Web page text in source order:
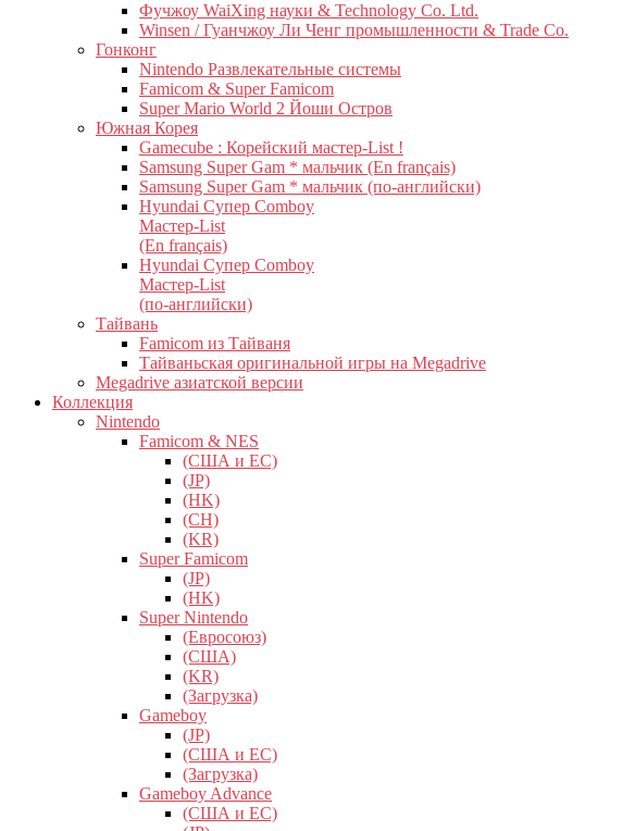
Фучжоу WaiXing науки & Technology Co. Ltd.
Winsen / Гуанчжоу Ли Ченг промышленности & Trade Co.
Гонконг
Nintendo Развлекательные системы
Famicom & Super Famicom
Super Mario World 2 Йоши Остров
Южная Корея
Gamecube : Корейский мастер-List !
Samsung Super Gam * мальчик (En français)
Samsung Super Gam * мальчик (по-английски)
Hyundai Супер Comboy
Мастер-List
(En français)
Hyundai Супер Comboy
Мастер-List
(по-английски)
Тайвань
Famicom из Тайваня
Тайваньская оригинальной игры на Megadrive
Megadrive азиатской версии
Коллекция
Nintendo
Famicom & NES
(США и ЕС)
(JP)
(HK)
(CH)
(KR)
Super Famicom
(JP)
(HK)
Super Nintendo
(Евросоюз)
(США)
(KR)
(Загрузка)
Gameboy
(JP)
(США и ЕС)
(Загрузка)
Gameboy Advance
(США и ЕС)